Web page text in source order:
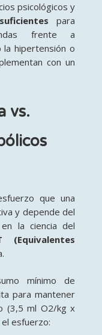
psicológicos y
para
frente a
la hipertensión o
con un
vs.
que una
y depende del
la ciencia del
(Equivalentes
.
mínimo de
para mantener
(3,5 ml O2/kg x
esfuerzo: